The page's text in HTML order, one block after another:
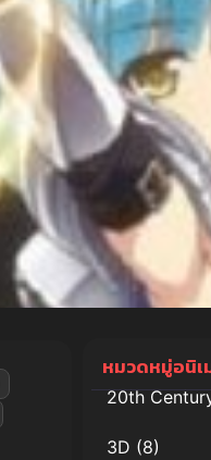
หมวดหมู่อนิเ
20th
3D (8)